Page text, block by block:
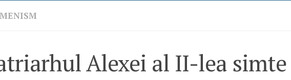
Alexei al II-lea simte